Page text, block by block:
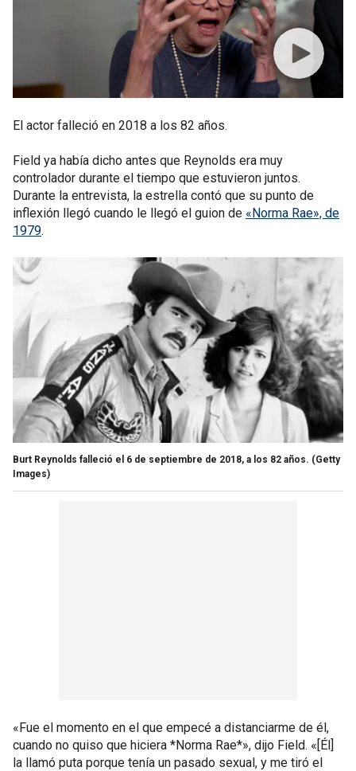
El actor falleció en 2018 a los 82 años.
Field ya había dicho antes que Reynolds era muy
controlador durante el tiempo que estuvieron juntos.
Durante la entrevista, la estrella contó que su punto de
inflexión llegó cuando le llegó el guion de «Norma Rae», de
1979.
Burt Reynolds falleció el 6 de septiembre de 2018, a los 82 años. (Getty
Images)
«Fue el momento en el que empecé a distanciarme de él,
cuando no quiso que hiciera *Norma Rae*», dijo Field. «[Él]
la llamó puta porque tenía un pasado sexual, y me tiró el